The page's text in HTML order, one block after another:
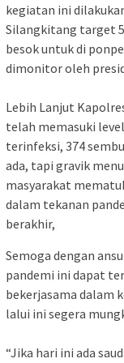
kegiatan ini
Silangkitang target
besok untuk di
dimonitor oleh
Lebih Lanjut
telah memasuki
terinfeksi, 374
ada, tapi gravik
masyarakat
dalam tekanan
berakhir,
Semoga dengan
pandemi ini dapat
bekerjasama dalam
lalui ini segera
“Jika hari ini ada